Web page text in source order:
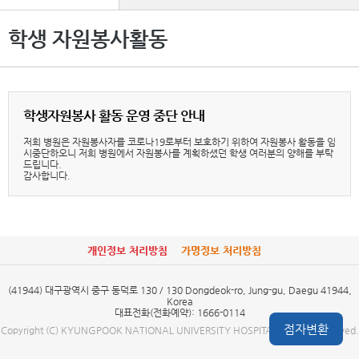
학생 자원봉사활동
학생자원봉사 활동 운영 중단 안내
저희 병원은 자원봉사자를 코로나19로부터 보호하기 위하여 자원봉사 활동을 임
시중단하오니 저희 병원에서 자원봉사를 계획하셨던 학생 여러분의 양해를 부탁
드립니다.
감사합니다.
개인정보 처리방침 가명정보 처리방침
(41944) 대구광역시 중구 동덕로 130 / 130 Dongdeok-ro, Jung-gu, Daegu 41944,
Korea
대표전화(전화예약): 1666-0114
Copyright (C) KYUNGPOOK NATIONAL UNIVERSITY HOSPITAL. all right reserved.
점자변환